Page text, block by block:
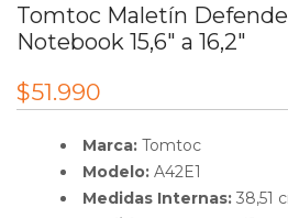
Tomtoc Maletín
Notebook 15,6″ a 16,2″
$51.990
Marca: Tomtoc
Modelo: A42E1
Medidas Internas: 38,51